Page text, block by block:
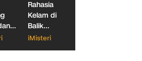
Rahasia
Kelam di
Balik
Makam
iMisteri